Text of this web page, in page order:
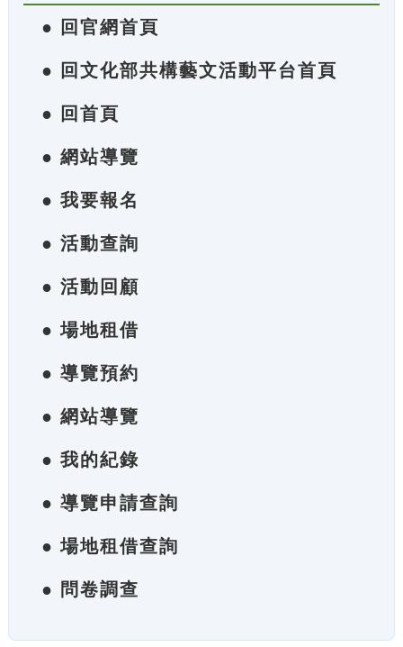
● 回官網首頁
● 回文化部共構藝文活動平台首頁
● 回首頁
● 網站導覽
● 我要報名
● 活動查詢
● 活動回顧
● 場地租借
● 導覽預約
● 網站導覽
● 我的紀錄
● 導覽申請查詢
● 場地租借查詢
● 問卷調查